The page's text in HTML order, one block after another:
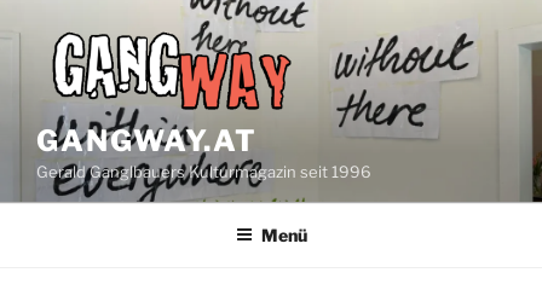
springen
GANGWAY.AT
Gerald Ganglbauers Kulturmagazin seit 1996
Menü